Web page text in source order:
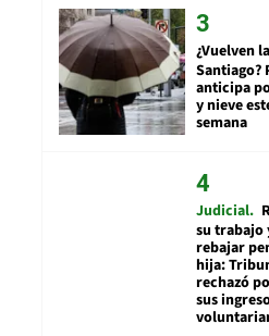
¿Vuelven
Santiago?
anticipa
y nieve
semana
Judicial
su trabajo
rebajar
hija:
rechazó
sus